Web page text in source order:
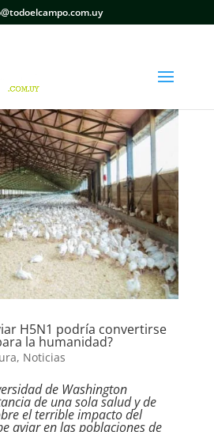
H5N1 podría convertirse
la humanidad?
, Noticias
de Washington
de una sola salud y de
el terrible impacto del
aviar en las poblaciones de